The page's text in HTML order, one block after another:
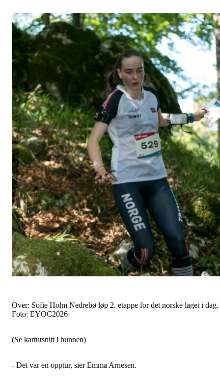
Over: Sofie Holm Nedrebø løp 2. etappe for det norske laget i dag.
Foto: EYOC2026
(Se kartutsnitt i bunnen)
- Det var en opptur, sier Emma Arnesen.